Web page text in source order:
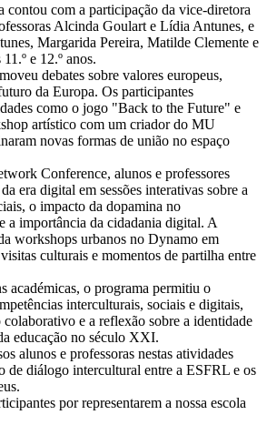
contou com a participação da vice-diretora
Alcinda Goulart e Lídia Antunes, e
Margarida Pereira, Matilde Clemente e
e 12.º anos.
debates sobre valores europeus,
da Europa. Os participantes
como o jogo "Back to the Future" e
artístico com um criador do MU
novas formas de união no espaço
Conference, alunos e professores
era digital em sessões interativas sobre a
o impacto da dopamina no
a importância da cidadania digital. A
workshops urbanos no Dynamo em
culturais e momentos de partilha entre
académicas, o programa permitiu o
interculturais, sociais e digitais,
e a reflexão sobre a identidade
educação no século XXI.
alunos e professoras nestas atividades
de diálogo intercultural entre a ESFRL e os
por representarem a nossa escola